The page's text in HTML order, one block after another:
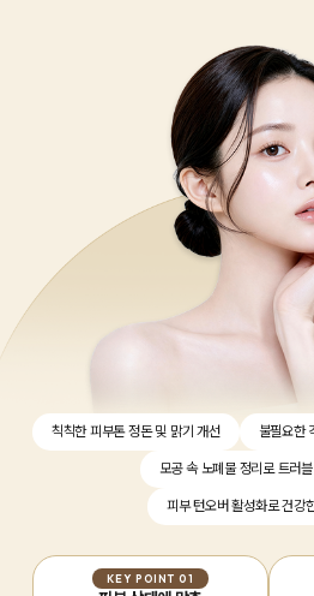
칙칙한 피부톤 정돈 및 맑기 개선 불필요한
모공 속 노폐물 정리로 트러
피부 턴오버 활성화로 건강
KEY POINT 01